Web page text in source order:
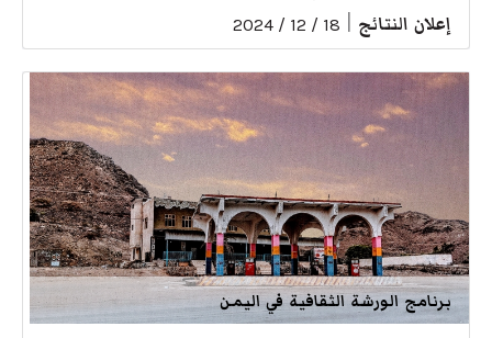
إعلان النتائج 18 / 12 / 2024
برنامج الورشة الثقافية في اليمن